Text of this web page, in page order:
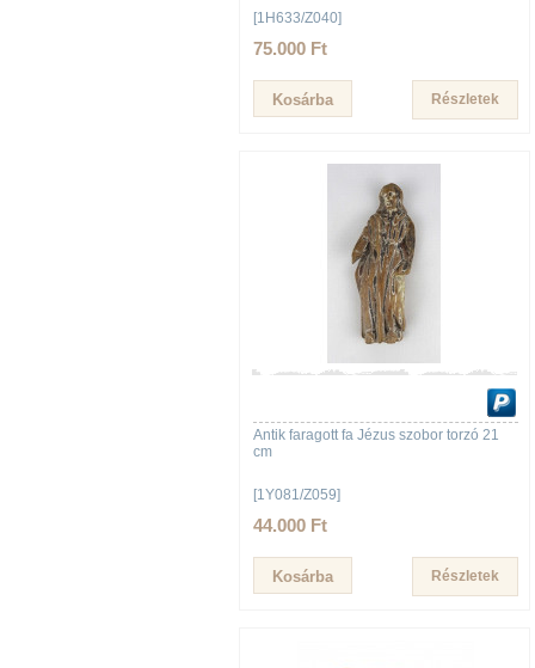
[1H633/Z040]
75.000 Ft
Részletek
Antik faragott fa Jézus szobor torzó 21
cm
[1Y081/Z059]
44.000 Ft
Részletek